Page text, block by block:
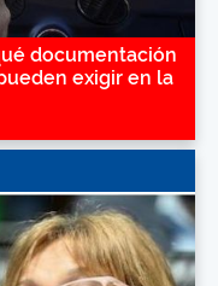
documentación
exigir en la